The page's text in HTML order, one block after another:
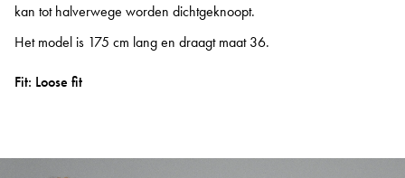
kan tot halverwege worden dichtgeknoopt.
Het model is 175 cm lang en draagt maat 36.
Fit: Loose fit